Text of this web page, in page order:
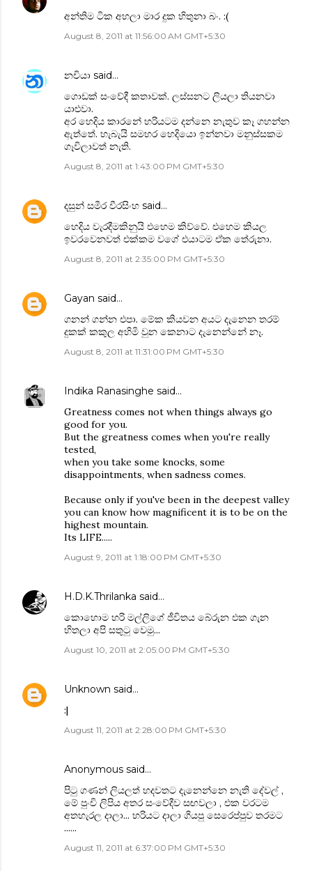
අන්තිම ටික අහලා මාර දුක හිතුනා බං. :(
August 8, 2011 at 11:56:00 AM GMT+5:30
නචියා said…
ගොඩක් සංවේදී කතාවක්. ලස්සනට ලියලා තියනවා
යාළුවා.
අර හෙදිය කාරනේ හරියටම දන්නෙ නැතුව කෑ ගහන්න
ඇත්තේ. හැබැයි සමහර හෙදියො ඉන්නවා මනුස්සකම
ගෑවිලාවත් නැති.
August 8, 2011 at 1:43:00 PM GMT+5:30
දසුන් සමීර වීරසිංහ said…
හෙදිය වැරදීමකිනුයි එහෙම කිව්වේ. එහෙම කියල
ඉවරවෙනවත් එක්කම වගේ එයාටම ඒක තේරුනා.
August 8, 2011 at 2:35:00 PM GMT+5:30
Gayan said…
ගනන් ගන්න එපා. මේක කියවන අයට දැනෙන තරම්
දුකක් කකුල අහිමි වුන කෙනාට දැනෙන්නේ නෑ.
August 8, 2011 at 11:31:00 PM GMT+5:30
Indika Ranasinghe said…
Greatness comes not when things always go
good for you.
But the greatness comes when you're really
tested,
when you take some knocks, some
disappointments, when sadness comes.
Because only if you've been in the deepest valley
you can know how magnificent it is to be on the
highest mountain.
Its LIFE.....
August 9, 2011 at 1:18:00 PM GMT+5:30
H.D.K.Thrilanka said…
කොහොම හරි මල්ලිගේ ජීවිතය බේරුන එක ගැන
හිතලා අපි සතුටු වෙමු...
August 10, 2011 at 2:05:00 PM GMT+5:30
Unknown said…
:|
August 11, 2011 at 2:28:00 PM GMT+5:30
Anonymous said…
පිටු ගණන් ලියලත් හදවතට දැනෙන්නෙ නැති දේවල් ,
මේ පුංචි ලිපිය අතර සංවේදීව සඟවලා , එක වරටම
අතහැරල දාලා... හරියට දාලා ගියපු සෙරෙප්පුව තරමට
......
August 11, 2011 at 6:37:00 PM GMT+5:30